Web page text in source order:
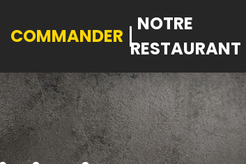
COMMANDER
NOTRE
RESTAURANT